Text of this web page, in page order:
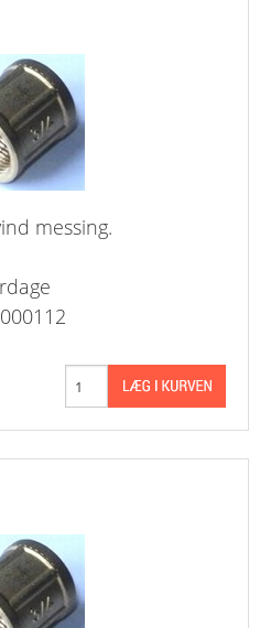
messing.